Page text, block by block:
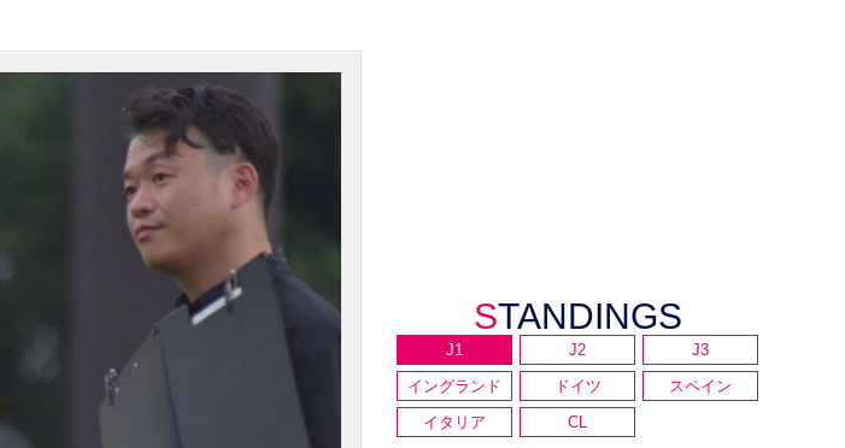
STANDINGS
J1 J2
J3
イングランド
ドイツ
スペイン
イタリア
CL